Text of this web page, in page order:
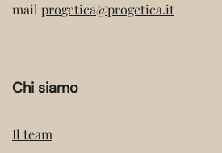
mail progetica@progetica.it
Chi siamo
Il team